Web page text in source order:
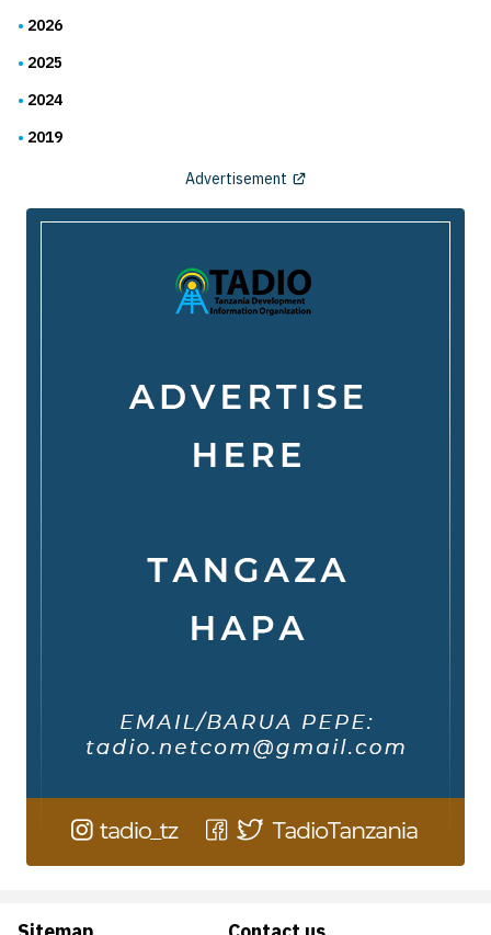
2026
2025
2024
2019
Advertisement